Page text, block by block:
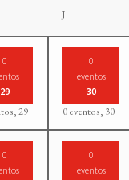
Jjueves
0
29
29
0
eventos
30
0 eventos, 30
0
0
eventos